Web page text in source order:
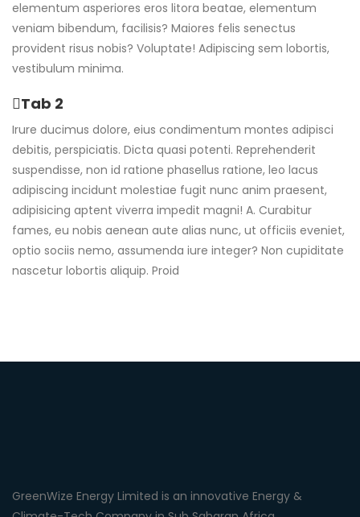
elementum asperiores eros litora beatae, elementum
veniam bibendum, facilisis? Maiores felis senectus
provident risus nobis? Voluptate! Adipiscing sem lobortis,
vestibulum minima.
Tab 2
Irure ducimus dolore, eius condimentum montes adipisci
debitis, perspiciatis. Dicta quasi potenti. Reprehenderit
suspendisse, non id ratione phasellus ratione, leo lacus
adipiscing incidunt molestiae fugit nunc anim praesent,
adipisicing aptent viverra impedit magni! A. Curabitur
fames, eu nobis aenean aute alias nunc, ut officiis eveniet,
optio sociis nemo, assumenda iure integer? Non cupiditate
nascetur lobortis aliquip. Proid
GreenWize Energy Limited is an innovative Energy &